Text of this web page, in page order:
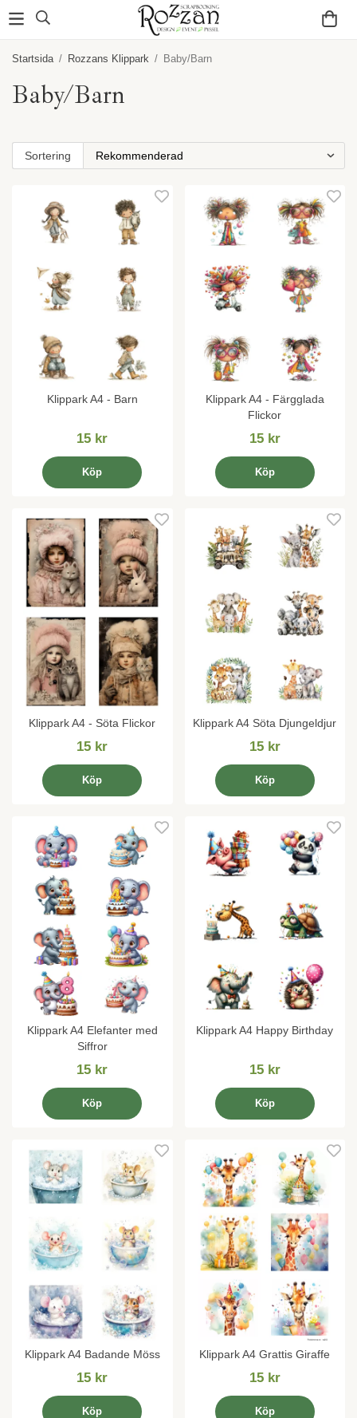
Startsida / Rozzans Klippark / Baby/Barn
Baby/Barn
Sortering
Klippark A4 - Barn
15 kr
Köp
Klippark A4 - Färgglada
Flickor
15 kr
Köp
Klippark A4 - Söta Flickor
15 kr
Köp
Klippark A4 Söta Djungeldjur
15 kr
Köp
Klippark A4 Elefanter med
Siffror
15 kr
Köp
Klippark A4 Happy Birthday
15 kr
Köp
Klippark A4 Badande Möss
15 kr
Köp
Klippark A4 Grattis Giraffe
15 kr
Köp